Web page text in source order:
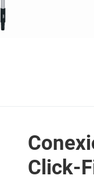
Click-